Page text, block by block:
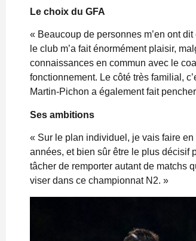
Le choix du GFA
« Beaucoup de personnes m’en ont
le club m’a fait énormément plaisir,
connaissances en commun avec le
fonctionnement. Le côté très familial,
Martin-Pichon a également fait
Ses ambitions
« Sur le plan individuel, je vais faire
années, et bien sûr être le plus décisif
tâcher de remporter autant de matchs
viser dans ce championnat N2. »